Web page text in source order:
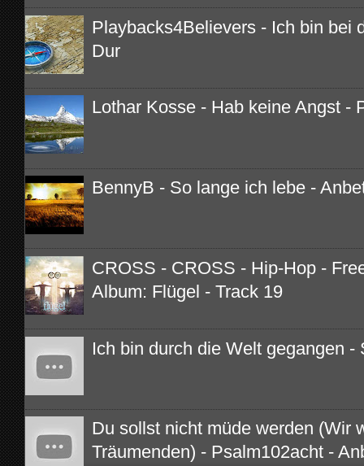
Playbacks4Believers - Ich bin bei
Dur
Lothar Kosse - Hab keine Angst -
BennyB - So lange ich lebe -
CROSS - CROSS - Hip-Hop -
Album: Flügel - Track 19
Ich bin durch die Welt gegangen
Du sollst nicht müde werden (Wir
Träumenden) - Psalm102acht -